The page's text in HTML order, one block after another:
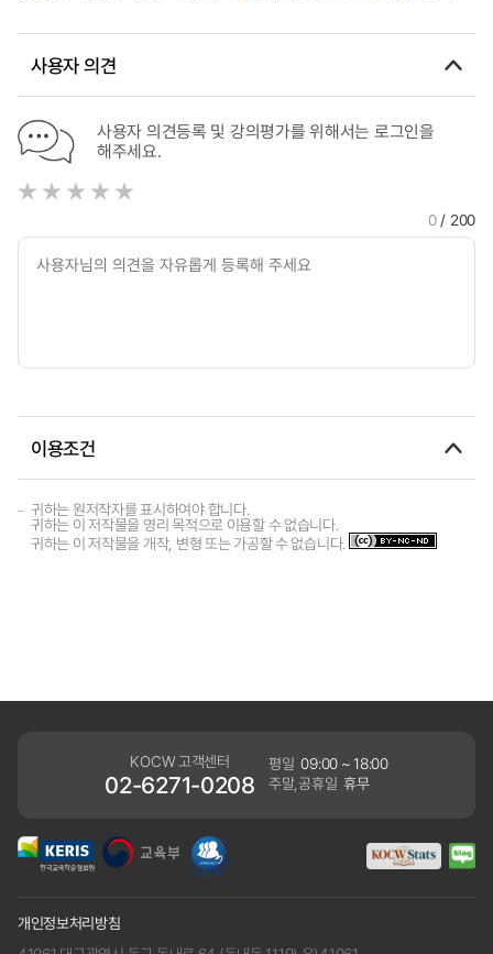
사용자 의견
사용자 의견등록 및 강의평가를 위해서는 로그인을
해주세요.
0/ 200
이용조건
귀하는 원저작자를 표시하여야 합니다.
귀하는 이 저작물을 영리 목적으로 이용할 수 없습니다.
귀하는 이 저작물을 개작, 변형 또는 가공할 수 없습니다.
KOCW 고객센터
02-6271-0208
평일 09:00 ~ 18:00
주말,공휴일 휴무
개인정보처리방침